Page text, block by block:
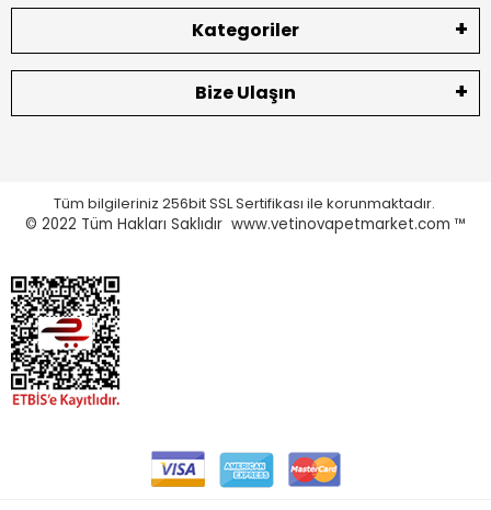
Kategoriler
Bize Ulaşın
Tüm bilgileriniz 256bit SSL Sertifikası ile korunmaktadır.
© 2022 Tüm Hakları Saklıdır www.vetinovapetmarket.com ™